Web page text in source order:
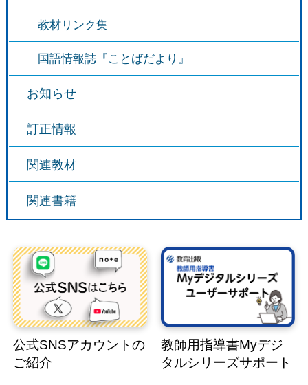
教材リンク集
国語情報誌『ことばだより』
お知らせ
訂正情報
関連教材
関連書籍
公式SNSアカウントの
ご紹介
教師用指導書Myデジ
タルシリーズサポート